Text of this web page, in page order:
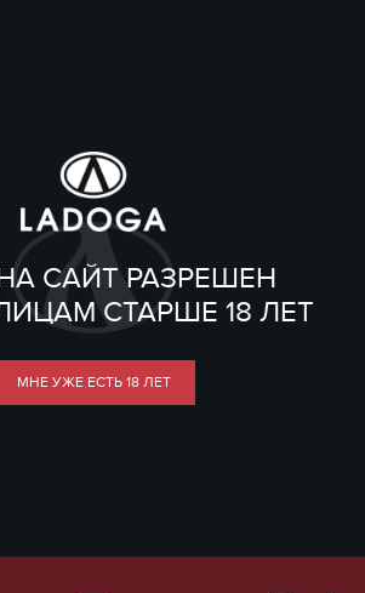
САЙТ РАЗРЕШЕН
СТАРШЕ 18 ЛЕТ
МНЕ УЖЕ ЕСТЬ 18 ЛЕТ